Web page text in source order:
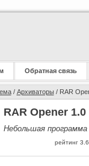
Обратная связь
/ Архиваторы/ RAR
RAR Opener 1.0
Небольшая
рейтинг 3.6